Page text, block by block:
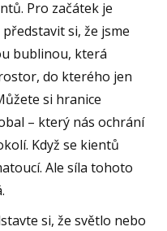
Pro začátek je
si, že jsme
bublinou, která
do kterého jen
si hranice
– který nás ochrání
Když se kientů
Ale síla tohoto
si, že světlo nebo